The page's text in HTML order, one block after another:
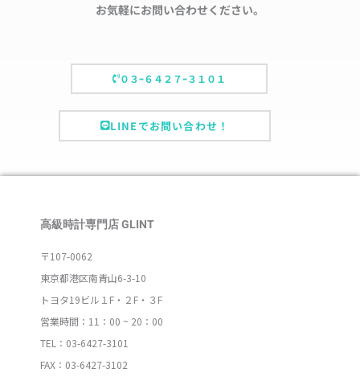
お気軽にお問い合わせください。
０３ｰ６４２７ｰ３１０１
LINEでお問い合わせ！
高級時計専門店 GLINT
〒107-0062
東京都港区南青山6-3-10
トヨタ19ビル１F・２F・３F
営業時間：11：00 ~ 20：00
TEL：03-6427-3101
FAX：03-6427-3102